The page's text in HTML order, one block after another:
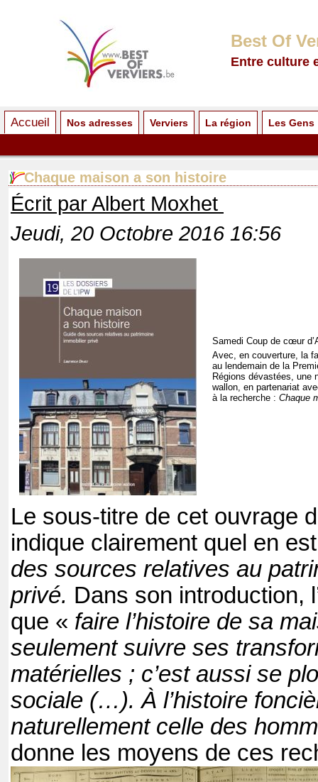
Best Of
Entre culture
Accueil Nos adresses Verviers La région Les Gens
Chaque maison a son histoire
Écrit par Albert Moxhet
Jeudi, 20 Octobre 2016 16:56
Samedi Coup de cœur
Avec, en couverture, la
au lendemain de la
Régions dévastées, une
wallon, en partenariat
à la recherche : Chaque
Le sous-titre de cet ouvrage
indique clairement quel en
des sources relatives au
privé. Dans son introduction,
que « faire l’histoire de sa
seulement suivre ses
matérielles ; c’est aussi se
sociale (…). À l’histoire
naturellement celle des
donne les moyens de ces